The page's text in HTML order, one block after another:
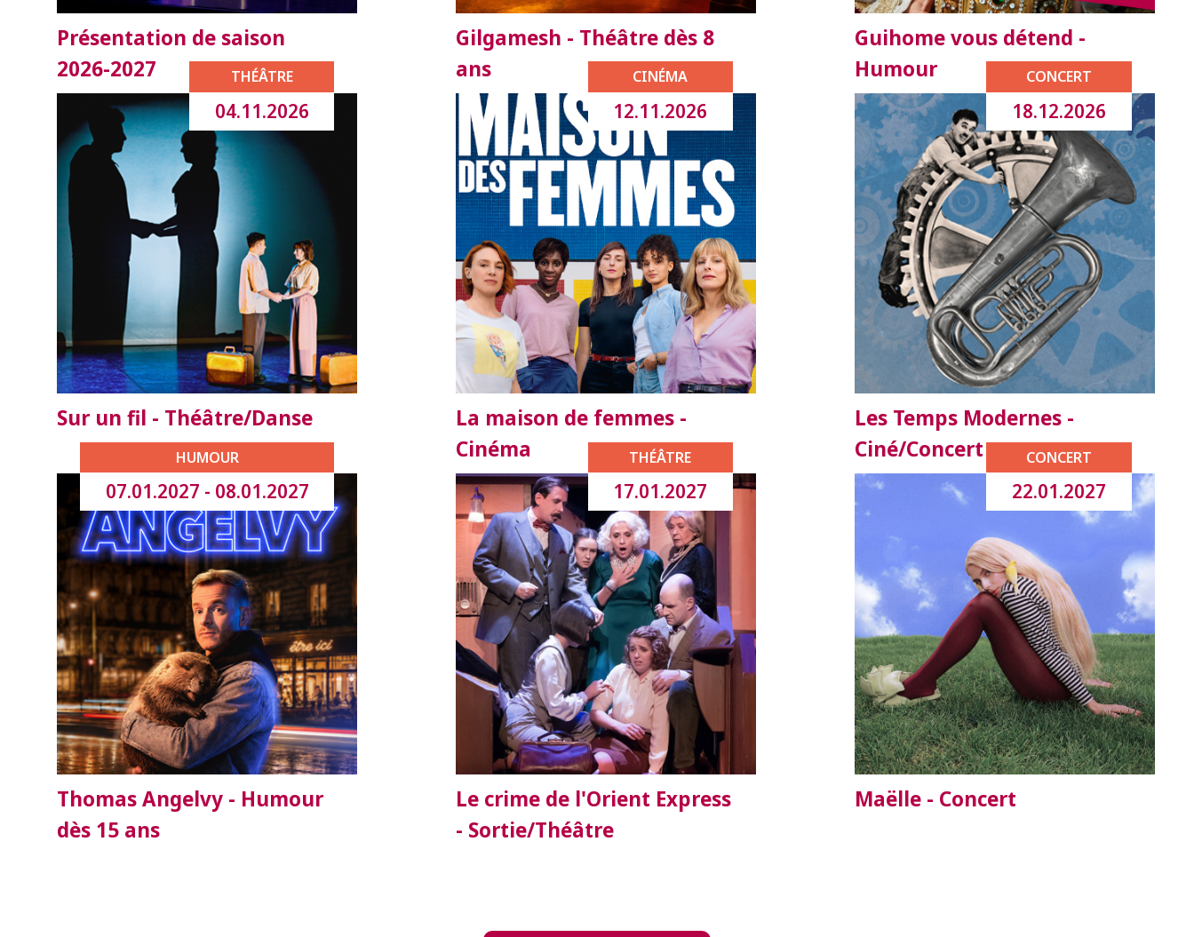
Présentation de saison
2026-2027
Gilgamesh - Théâtre dès 8
ans
Guihome vous détend -
Humour
THÉÂTRE
04.11.2026
Sur un fil - Théâtre/Danse
CINÉMA
12.11.2026
La maison de femmes -
Cinéma
CONCERT
18.12.2026
Les Temps Modernes -
Ciné/Concert
HUMOUR
07.01.2027 - 08.01.2027
Thomas Angelvy - Humour
dès 15 ans
THÉÂTRE
17.01.2027
Le crime de l'Orient Express
- Sortie/Théâtre
CONCERT
22.01.2027
Maëlle - Concert